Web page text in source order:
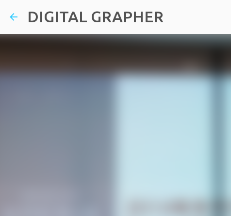
DIGITAL GRAPHER